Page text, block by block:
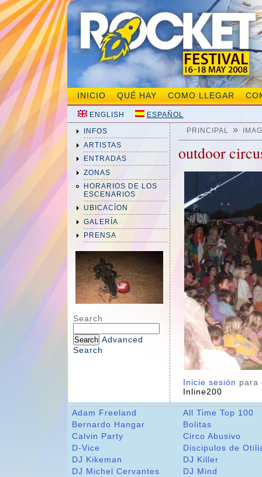
INICIO QUÉ HAY COMO LLEGAR
ENGLISH ESPAÑOL
INFOS
ARTISTAS
ENTRADAS
ZONAS
HORARIOS DE LOS
ESCENARIOS
UBICACÍON
GALERÍA
PRENSA
Search
Advanced
Search
PRINCIPAL »
outdoor
Inicie sesión para
Inline200
Adam Freeland
All Time Top 100
Bernardo Hangar
Bolitas
Calvin Party
Circo Abusivo
D-Vice
Discipulos de
DJ Kikeman
DJ Killer
DJ Michel Cervantes
DJ Mind